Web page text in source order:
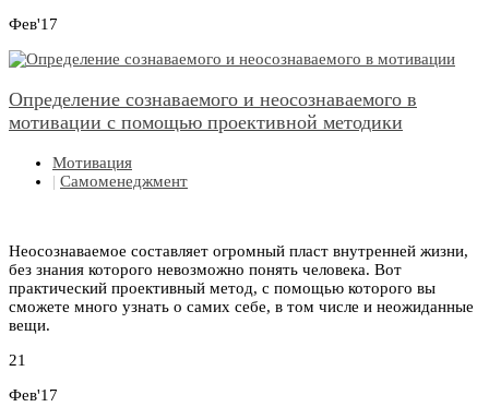
Фев'17
Определение сознаваемого и неосознаваемого в
мотивации с помощью проективной методики
Мотивация
| Самоменеджмент
Неосознаваемое составляет огромный пласт внутренней жизни,
без знания которого невозможно понять человека. Вот
практический проективный метод, с помощью которого вы
сможете много узнать о самих себе, в том числе и неожиданные
вещи.
21
Фев'17